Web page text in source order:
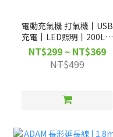
電動充氣機 打氣機丨USB
充電丨LED照明丨200L大
流量|D0401009
D0401010
NT$299 ~ NT$369
NT$499